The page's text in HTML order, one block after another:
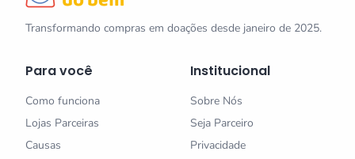
Transformando compras em doações desde janeiro de 2025.
Para você
Como funciona
Lojas Parceiras
Causas
Institucional
Sobre Nós
Seja Parceiro
Privacidade